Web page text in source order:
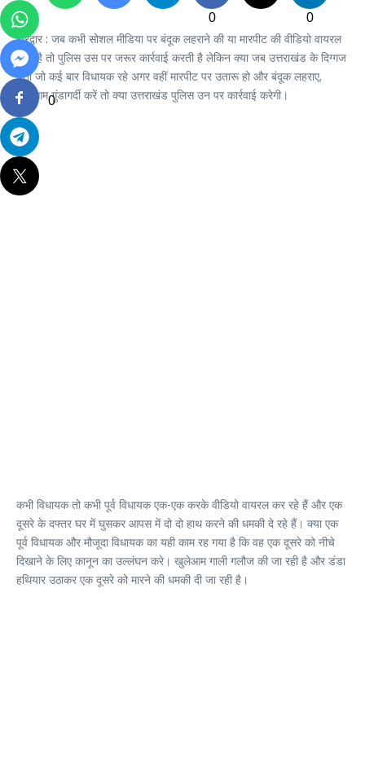
0
0
0
हरिद्वार : जब कभी सोशल मीडिया पर बंदूक लहराने की या मारपीट की वीडियो वायरल
होती है तो पुलिस उस पर जरूर कार्रवाई करती है लेकिन क्या जब उत्तराखंड के दिग्गज
नेता जो कई बार विधायक रहे अगर वहीं मारपीट पर उतारू हो और बंदूक लहराए,
खुलेआम गुंडागर्दी करें तो क्या उत्तराखंड पुलिस उन पर कार्रवाई करेगी।
कभी विधायक तो कभी पूर्व विधायक एक-एक करके वीडियो वायरल कर रहे हैं और एक
दूसरे के दफ्तर घर में घुसकर आपस में दो दो हाथ करने की धमकी दे रहे हैं। क्या एक
पूर्व विधायक और मौजूदा विधायक का यही काम रह गया है कि वह एक दूसरे को नीचे
दिखाने के लिए कानून का उल्लंघन करे। खुलेआम गाली गलौज की जा रही है और डंडा
हथियार उठाकर एक दूसरे को मारने की धमकी दी जा रही है।